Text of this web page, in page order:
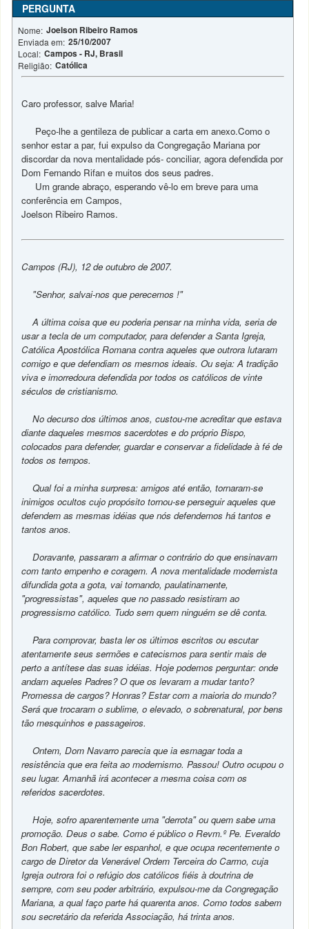
PERGUNTA
Nome: Joelson Ribeiro Ramos
Enviada em: 25/10/2007
Local: Campos - RJ, Brasil
Religião: Católica
Caro professor, salve Maria!
Peço-lhe a gentileza de publicar a carta em anexo.Como o
senhor estar a par, fui expulso da Congregação Mariana por
discordar da nova mentalidade pós- conciliar, agora defendida por
Dom Fernando Rifan e muitos dos seus padres.
Um grande abraço, esperando vê-lo em breve para uma
conferência em Campos,
Joelson Ribeiro Ramos.
Campos (RJ), 12 de outubro de 2007.
"Senhor, salvai-nos que perecemos !"
A última coisa que eu poderia pensar na minha vida, seria de
usar a tecla de um computador, para defender a Santa Igreja,
Católica Apostólica Romana contra aqueles que outrora lutaram
comigo e que defendiam os mesmos ideais. Ou seja: A tradição
viva e imorredoura defendida por todos os católicos de vinte
séculos de cristianismo.
No decurso dos últimos anos, custou-me acreditar que estava
diante daqueles mesmos sacerdotes e do próprio Bispo,
colocados para defender, guardar e conservar a fidelidade à fé de
todos os tempos.
Qual foi a minha surpresa: amigos até então, tornaram-se
inimigos ocultos cujo propósito tornou-se perseguir aqueles que
defendem as mesmas idéias que nós defendemos há tantos e
tantos anos.
Doravante, passaram a afirmar o contrário do que ensinavam
com tanto empenho e coragem. A nova mentalidade modernista
difundida gota a gota, vai tornando, paulatinamente,
"progressistas", aqueles que no passado resistiram ao
progressismo católico. Tudo sem quem ninguém se dê conta.
Para comprovar, basta ler os últimos escritos ou escutar
atentamente seus sermões e catecismos para sentir mais de
perto a antítese das suas idéias. Hoje podemos perguntar: onde
andam aqueles Padres? O que os levaram a mudar tanto?
Promessa de cargos? Honras? Estar com a maioria do mundo?
Será que trocaram o sublime, o elevado, o sobrenatural, por bens
tão mesquinhos e passageiros.
Ontem, Dom Navarro parecia que ia esmagar toda a
resistência que era feita ao modernismo. Passou! Outro ocupou o
seu lugar. Amanhã irá acontecer a mesma coisa com os
referidos sacerdotes.
Hoje, sofro aparentemente uma "derrota" ou quem sabe uma
promoção. Deus o sabe. Como é público o Revm.º Pe. Everaldo
Bon Robert, que sabe ler espanhol, e que ocupa recentemente o
cargo de Diretor da Venerável Ordem Terceira do Carmo, cuja
Igreja outrora foi o refúgio dos católicos fiéis à doutrina de
sempre, com seu poder arbitrário, expulsou-me da Congregação
Mariana, a qual faço parte há quarenta anos. Como todos sabem
sou secretário da referida Associação, há trinta anos.